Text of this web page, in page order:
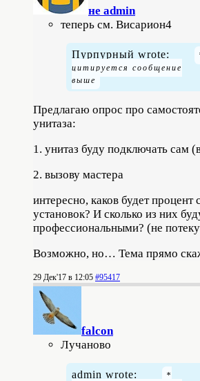
не admin
теперь см. Висариoн4
Пурпурный wrote:
Предлагаю опрос про
унитаза:
1. унитаз буду подключать сам
2. вызову мастера
интересно, каков будет процент
установок? И сколько из них
профессиональными? (не
Возможно, но… Тема прямо
29 Дек'17 в 12:05 #95417
falcon
Лучаново
admin wrote: